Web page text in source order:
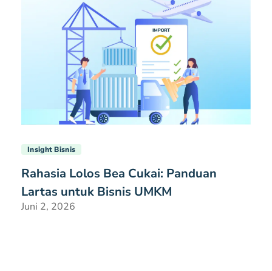
Insight Bisnis
Rahasia Lolos Bea Cukai: Panduan
Lartas untuk Bisnis UMKM
Juni 2, 2026